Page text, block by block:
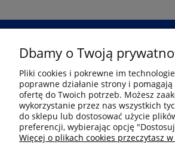
Przejdź
Informacje
Płatność i dostawa
Dbamy o Twoją
Pliki cookies i pokrewne im
poprawne działanie strony i
ofertę do Twoich potrzeb. Możesz
wykorzystanie przez nas wszystkich
do sklepu lub dostosować użycie
preferencji, wybierając opcję
Więcej o plikach cookies przeczytasz